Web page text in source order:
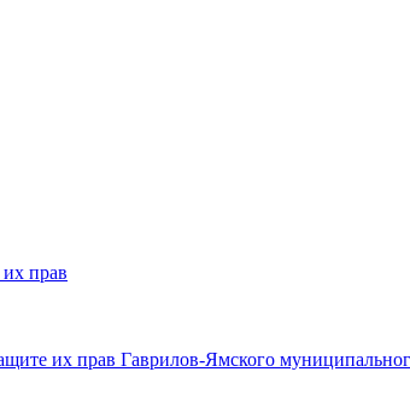
прав
их прав Гаврилов-Ямского